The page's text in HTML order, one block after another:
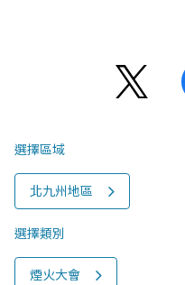
選擇區域
北九州地區
選擇類別
煙火大會